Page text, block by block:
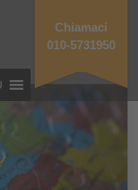
Chiamaci
010-5731950